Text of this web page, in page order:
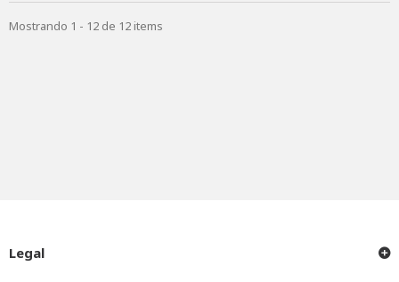
Mostrando 1 - 12 de 12 items
Legal